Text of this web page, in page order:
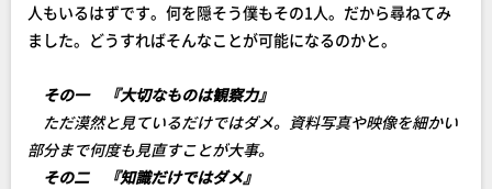
人もいるはずです。何を隠そう僕もその1人。だから尋ねてみ
ました。どうすればそんなことが可能になるのかと。
その一 『大切なものは観察力』
ただ漠然と見ているだけではダメ。資料写真や映像を細かい
部分まで何度も見直すことが大事。
その二 『知識だけではダメ』